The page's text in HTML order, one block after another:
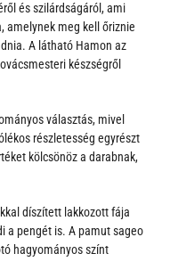
és szilárdságáról, ami
amelynek meg kell őriznie
A látható Hamon az
készségről
választás, mivel
részletesség egyrészt
kölcsönöz a darabnak,
díszített lakkozott fája
a pengét is. A pamut sageo
hagyományos színt